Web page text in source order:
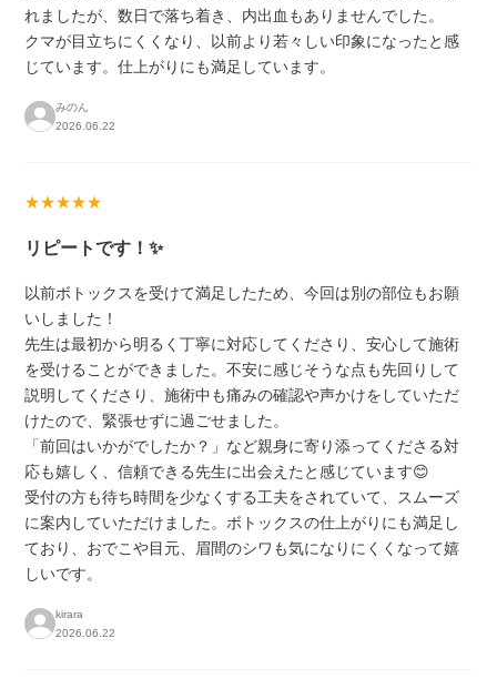
れましたが、数日で落ち着き、内出血もありませんでした。
クマが目立ちにくくなり、以前より若々しい印象になったと感
じています。仕上がりにも満足しています。
みのん
2026.06.22
★★★★★
リピートです！✨
以前ボトックスを受けて満足したため、今回は別の部位もお願
いしました！
先生は最初から明るく丁寧に対応してくださり、安心して施術
を受けることができました。不安に感じそうな点も先回りして
説明してくださり、施術中も痛みの確認や声かけをしていただ
けたので、緊張せずに過ごせました。
「前回はいかがでしたか？」など親身に寄り添ってくださる対
応も嬉しく、信頼できる先生に出会えたと感じています😊
受付の方も待ち時間を少なくする工夫をされていて、スムーズ
に案内していただけました。ボトックスの仕上がりにも満足し
ており、おでこや目元、眉間のシワも気になりにくくなって嬉
しいです。
kirara
2026.06.22